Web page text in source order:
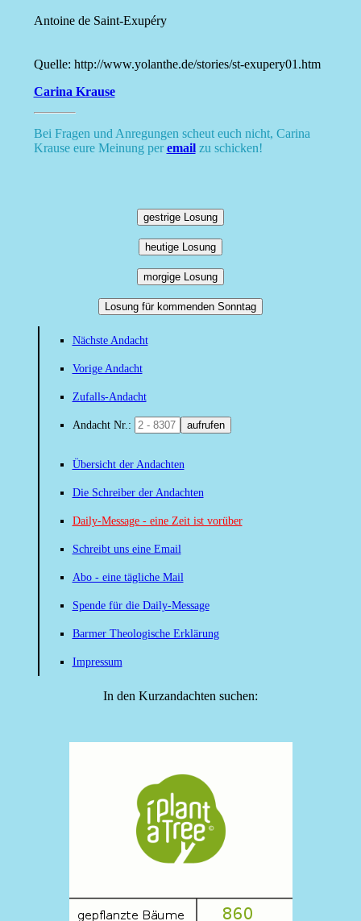
Antoine de Saint-Exupéry
Quelle: http://www.yolanthe.de/stories/st-exupery01.htm
Carina Krause
Bei Fragen und Anregungen scheut euch nicht, Carina
Krause eure Meinung peremailzu schicken!
gestrige Losung
heutige Losung
morgige Losung
Losung für kommenden Sonntag
Nächste Andacht
Vorige Andacht
Zufalls-Andacht
Andacht Nr.: aufrufen
Übersicht der Andachten
Die Schreiber der Andachten
Daily-Message - eine Zeit ist vorüber
Schreibt uns eine Email
Abo - eine tägliche Mail
Spende für die Daily-Message
Barmer Theologische Erklärung
Impressum
In den Kurzandachten suchen: